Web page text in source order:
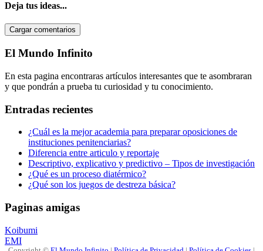
Deja tus ideas...
Cargar comentarios
Barra
lateral
primaria
El Mundo Infinito
En esta pagina encontraras artículos interesantes que te asombraran
y que pondrán a prueba tu curiosidad y tu conocimiento.
Entradas recientes
¿Cuál es la mejor academia para preparar oposiciones de
instituciones penitenciarias?
Diferencia entre articulo y reportaje
Descriptivo, explicativo y predictivo – Tipos de investigación
¿Qué es un proceso diatérmico?
¿Qué son los juegos de destreza básica?
Paginas amigas
Koibumi
EMI